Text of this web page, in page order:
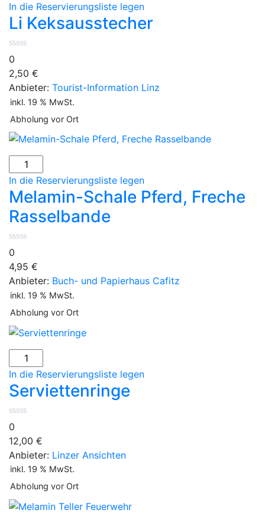
In die Reservierungsliste legen
Li Keksausstecher
0
2,50 €
Anbieter: Tourist-Information Linz
inkl. 19 % MwSt.
Abholung vor Ort
In die Reservierungsliste legen
Melamin-Schale Pferd, Freche
Rasselbande
0
4,95 €
Anbieter: Buch- und Papierhaus Cafitz
inkl. 19 % MwSt.
Abholung vor Ort
In die Reservierungsliste legen
Serviettenringe
0
12,00 €
Anbieter: Linzer Ansichten
inkl. 19 % MwSt.
Abholung vor Ort